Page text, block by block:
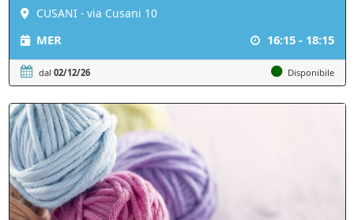
CUSANI - via Cusani 10
MER 16:15 - 18:15
dal 02/12/26 Disponibile